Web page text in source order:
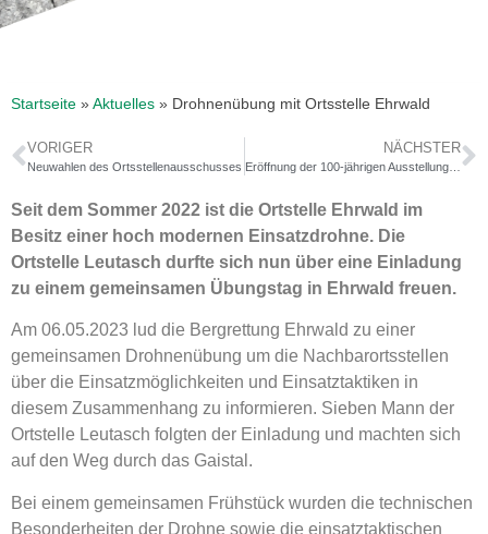
Startseite » Aktuelles » Drohnenübung mit Ortsstelle Ehrwald
VORIGER
Neuwahlen des Ortsstellenausschusses
NÄCHSTER
Eröffnung der 100‑jährigen Ausstellung der Bergrettung Leutasch
Seit dem Sommer 2022 ist die Ortstelle Ehrwald im
Besitz einer hoch modernen Einsatzdrohne. Die
Ortstelle Leutasch durfte sich nun über eine Einladung
zu einem gemeinsamen Übungstag in Ehrwald freuen.
Am 06.05.2023 lud die Bergrettung Ehrwald zu einer
gemeinsamen Drohnenübung um die Nachbarortsstellen
über die Einsatzmöglichkeiten und Einsatztaktiken in
diesem Zusammenhang zu informieren. Sieben Mann der
Ortstelle Leutasch folgten der Einladung und machten sich
auf den Weg durch das Gaistal.
Bei einem gemeinsamen Frühstück wurden die technischen
Besonderheiten der Drohne sowie die einsatztaktischen